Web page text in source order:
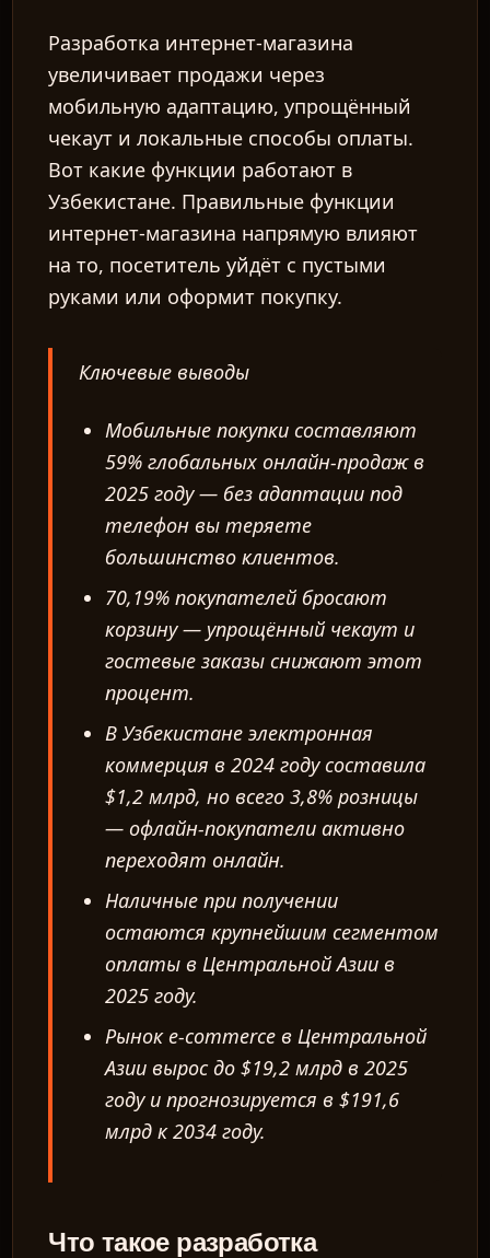
Разработка интернет-магазина
увеличивает продажи через
мобильную адаптацию, упрощённый
чекаут и локальные способы оплаты.
Вот какие функции работают в
Узбекистане. Правильные функции
интернет-магазина напрямую влияют
на то, посетитель уйдёт с пустыми
руками или оформит покупку.
Ключевые выводы
Мобильные покупки составляют
59% глобальных онлайн-продаж в
2025 году — без адаптации под
телефон вы теряете
большинство клиентов.
70,19% покупателей бросают
корзину — упрощённый чекаут и
гостевые заказы снижают этот
процент.
В Узбекистане электронная
коммерция в 2024 году составила
$1,2 млрд, но всего 3,8% розницы
— офлайн-покупатели активно
переходят онлайн.
Наличные при получении
остаются крупнейшим сегментом
оплаты в Центральной Азии в
2025 году.
Рынок e-commerce в Центральной
Азии вырос до $19,2 млрд в 2025
году и прогнозируется в $191,6
млрд к 2034 году.
Что такое разработка